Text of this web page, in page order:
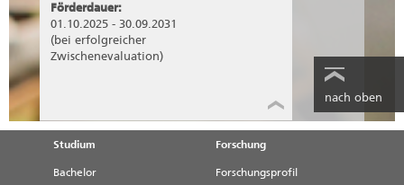
Förderdauer:
01.10.2025 - 30.09.2031
(bei erfolgreicher
Zwischenevaluation)
nach oben
Studium
Bachelor
Forschung
Forschungsprofil